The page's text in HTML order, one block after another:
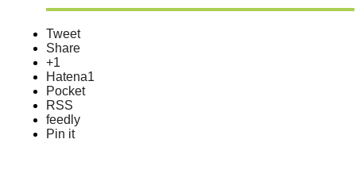
Tweet
Share
+1
Hatena1
Pocket
RSS
feedly
Pin it